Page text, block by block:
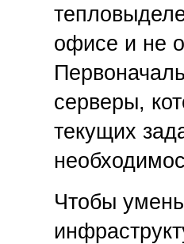
офисе и не
серверы,
текущих
Чтобы